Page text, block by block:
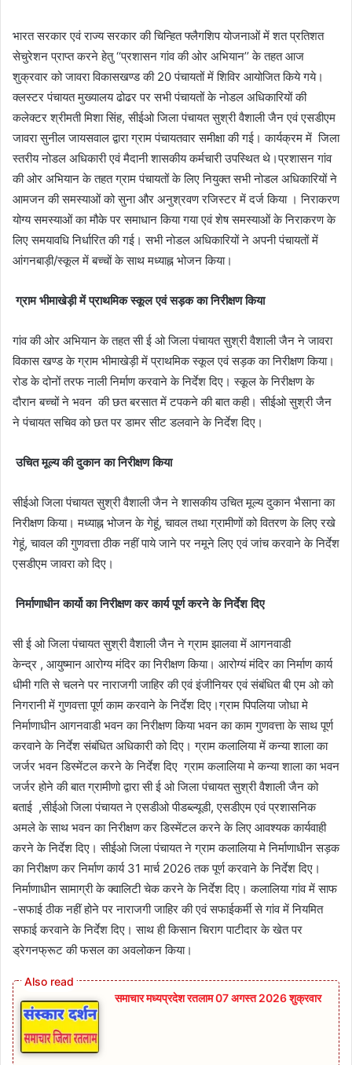
भारत सरकार एवं राज्य सरकार की चिन्हित फ्लैगशिप योजनाओं में शत प्रतिशत
सेचुरेशन प्राप्त करने हेतु ‘‘प्रशासन गांव की ओर अभियान’’ के तहत आज
शुक्रवार को जावरा विकासखण्ड की 20 पंचायतों में शिविर आयोजित किये गये।
क्लस्टर पंचायत मुख्यालय ढोढर पर सभी पंचायतों के नोडल अधिकारियों की
कलेक्टर श्रीमती मिशा सिंह, सीईओ जिला पंचायत सुश्री वैशाली जैन एवं एसडीएम
जावरा सुनील जायसवाल द्वारा ग्राम पंचायतवार समीक्षा की गई। कार्यक्रम में जिला
स्तरीय नोडल अधिकारी एवं मैदानी शासकीय कर्मचारी उपस्थित थे।प्रशासन गांव
की ओर अभियान के तहत ग्राम पंचायतों के लिए नियुक्त सभी नोडल अधिकारियों ने
आमजन की समस्याओं को सुना और अनुश्रवण रजिस्टर में दर्ज किया । निराकरण
योग्य समस्याओं का मौके पर समाधान किया गया एवं शेष समस्याओं के निराकरण के
लिए समयावधि निर्धारित की गई। सभी नोडल अधिकारियों ने अपनी पंचायतों में
आंगनबाड़ी/स्कूल में बच्चों के साथ मध्याह्न भोजन किया।
ग्राम भीमाखेड़ी में प्राथमिक स्कूल एवं सड़क का निरीक्षण किया
गांव की ओर अभियान के तहत सी ई ओ जिला पंचायत सुश्री वैशाली जैन ने जावरा
विकास खण्ड के ग्राम भीमाखेड़ी में प्राथमिक स्कूल एवं सड़क का निरीक्षण किया।
रोड के दोनों तरफ नाली निर्माण करवाने के निर्देश दिए। स्कूल के निरीक्षण के
दौरान बच्चों ने भवन की छत बरसात में टपकने की बात कही। सीईओ सुश्री जैन
ने पंचायत सचिव को छत पर डामर सीट डलवाने के निर्देश दिए।
उचित मूल्य की दुकान का निरीक्षण किया
सीईओ जिला पंचायत सुश्री वैशाली जैन ने शासकीय उचित मूल्य दुकान भैसाना का
निरीक्षण किया। मध्याह्न भोजन के गेहूं, चावल तथा ग्रामीणों को वितरण के लिए रखे
गेहूं, चावल की गुणवत्ता ठीक नहीं पाये जाने पर नमूने लिए एवं जांच करवाने के निर्देश
एसडीएम जावरा को दिए।
निर्माणाधीन कार्यो का निरीक्षण कर कार्य पूर्ण करने के निर्देश दिए
सी ई ओ जिला पंचायत सुश्री वैशाली जैन ने ग्राम झालवा में आगनवाडी
केन्द्र , आयुष्मान आरोग्य मंदिर का निरीक्षण किया। आरोग्यं मंदिर का निर्माण कार्य
धीमी गति से चलने पर नाराजगी जाहिर की एवं इंजीनियर एवं संबंधित बी एम ओ को
निगरानी में गुणवत्ता पूर्ण काम करवाने के निर्देश दिए।ग्राम पिपलिया जोधा मे
निर्माणाधीन आगनवाडी भवन का निरीक्षण किया भवन का काम गुणवत्ता के साथ पूर्ण
करवाने के निर्देश संबंधित अधिकारी को दिए। ग्राम कलालिया में कन्या शाला का
जर्जर भवन डिस्मेंटल करने के निर्देश दिए ग्राम कलालिया मे कन्या शाला का भवन
जर्जर होने की बात ग्रामीणो द्वारा सी ई ओ जिला पंचायत सुश्री वैशाली जैन को
बताई ,सीईओ जिला पंचायत ने एसडीओ पीडब्ल्यूडी, एसडीएम एवं प्रशासनिक
अमले के साथ भवन का निरीक्षण कर डिस्मेंटल करने के लिए आवश्यक कार्यवाही
करने के निर्देश दिए। सीईओ जिला पंचायत ने ग्राम कलालिया मे निर्माणाधीन सड़क
का निरीक्षण कर निर्माण कार्य 31 मार्च 2026 तक पूर्ण करवाने के निर्देश दिए।
निर्माणाधीन सामाग्री के क्वालिटी चेक करने के निर्देश दिए। कलालिया गांव में साफ
-सफाई ठीक नहीं होने पर नाराजगी जाहिर की एवं सफाईकर्मी से गांव में नियमित
सफाई करवाने के निर्देश दिए। साथ ही किसान चिराग पाटीदार के खेत पर
ड्रेगनफ्रूट की फसल का अवलोकन किया।
समाचार मध्यप्रदेश रतलाम 07 अगस्त 2026 शुक्रवार